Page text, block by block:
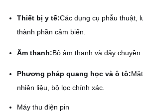
Thiết bị y tế:Các dụng cụ phẫu thuật,
thành phần cảm biến.
Âm thanh:Bộ âm thanh và dây chuyền.
Phương pháp quang học và ô tô:
nhiên liệu, bộ lọc chính xác.
Máy thu điện pin